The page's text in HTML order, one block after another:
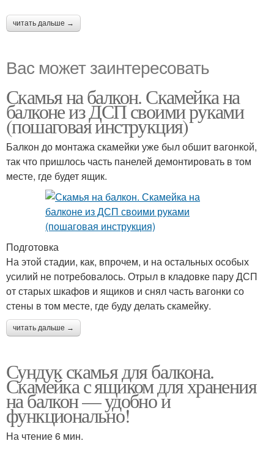
читать дальше →
Вас может заинтересовать
Скамья на балкон. Скамейка на
балконе из ДСП своими руками
(пошаговая инструкция)
Балкон до монтажа скамейки уже был обшит вагонкой,
так что пришлось часть панелей демонтировать в том
месте, где будет ящик.
Подготовка
На этой стадии, как, впрочем, и на остальных особых
усилий не потребовалось. Отрыл в кладовке пару ДСП
от старых шкафов и ящиков и снял часть вагонки со
стены в том месте, где буду делать скамейку.
читать дальше →
Сундук скамья для балкона.
Скамейка с ящиком для хранения
на балкон — удобно и
функционально!
На чтение 6 мин.